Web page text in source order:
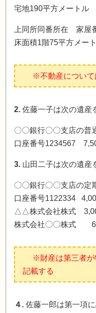
遺産分割協議書
宅地190平方メートル
上同所同番所在 家
床面積1階75平方メー
※不動産について
2. 佐藤一子は次の遺産
〇〇銀行〇〇支店の普
口座番号1234567
3. 山田二子は次の遺産
〇〇銀行〇〇支店の定
口座番号1122334
△△株式会社株式
株式会社〇〇株式
※財産は第三者が
記載する
４. 佐藤一郎は第一項